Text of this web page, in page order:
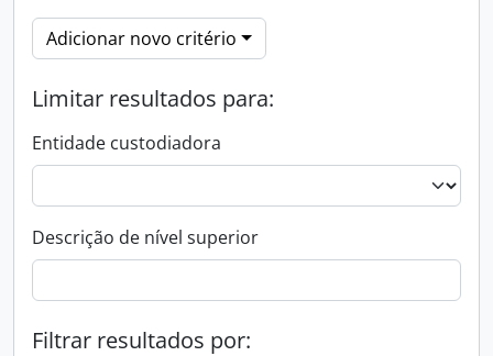
Adicionar novo critério
Limitar resultados para:
Entidade custodiadora
Descrição de nível superior
Filtrar resultados por: